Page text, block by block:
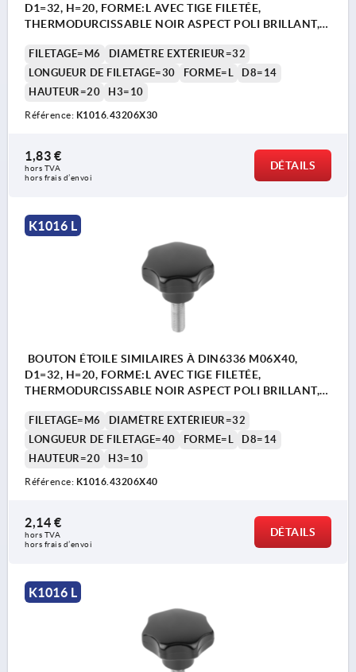
D1=32, H=20, FORME:L AVEC TIGE FILETÉE,
THERMODURCISSABLE NOIR ASPECT POLI BRILLANT,
FILETAGE=M6
DIAMÈTRE EXTÉRIEUR=32
LONGUEUR DE FILETAGE=30
FORME=L
D8=14
HAUTEUR=20
H3=10
Référence: K1016.43206X30
1,83 €
hors TVA
hors frais d’envoi
DÉTAILS
K1016 L
BOUTON ÉTOILE SIMILAIRES À DIN6336 M06X40,
D1=32, H=20, FORME:L AVEC TIGE FILETÉE,
THERMODURCISSABLE NOIR ASPECT POLI BRILLANT,
FILETAGE=M6
DIAMÈTRE EXTÉRIEUR=32
LONGUEUR DE FILETAGE=40
FORME=L
D8=14
HAUTEUR=20
H3=10
Référence: K1016.43206X40
2,14 €
hors TVA
hors frais d’envoi
DÉTAILS
K1016 L